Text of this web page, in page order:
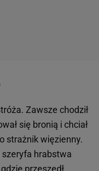
Zawsze chodził
się bronią i chciał
strażnik więzienny.
hrabstwa
przeszedł